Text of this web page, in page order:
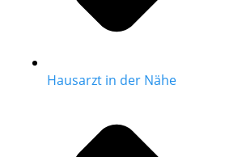
Hausarzt in der Nähe